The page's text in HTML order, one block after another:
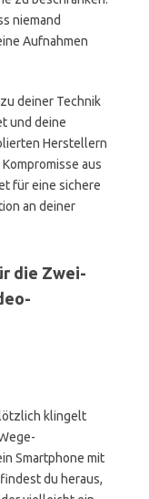
niemand
Aufnahmen
deiner Technik
und deine
Herstellern
aus
für eine sichere
an deiner
die Zwei-
klingelt
Smartphone mit
du heraus,